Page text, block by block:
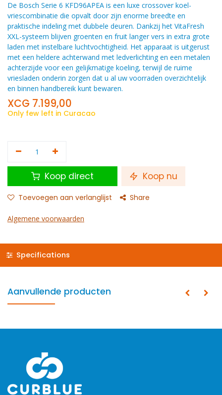
De Bosch Serie 6 KFD96APEA is een luxe crossover koel-
vriescombinatie die opvalt door zijn enorme breedte en
praktische indeling met dubbele deuren. Dankzij het VitaFresh
XXL-systeem blijven groenten en fruit langer vers in extra grote
laden met instelbare luchtvochtigheid. Het apparaat is uitgerust
met een heldere achterwand met ledverlichting en een metalen
achterzijde voor een gelijkmatige koeling, terwijl de ruime
vriesladen onderin zorgen dat u al uw voorraden overzichtelijk
en binnen handbereik kunt bewaren.
XCG 7.199,00
Only few left in Curacao
Koop direct Koop nu
Toevoegen aan verlanglijst Share
Algemene voorwaarden
Specifications
Aanvullende producten